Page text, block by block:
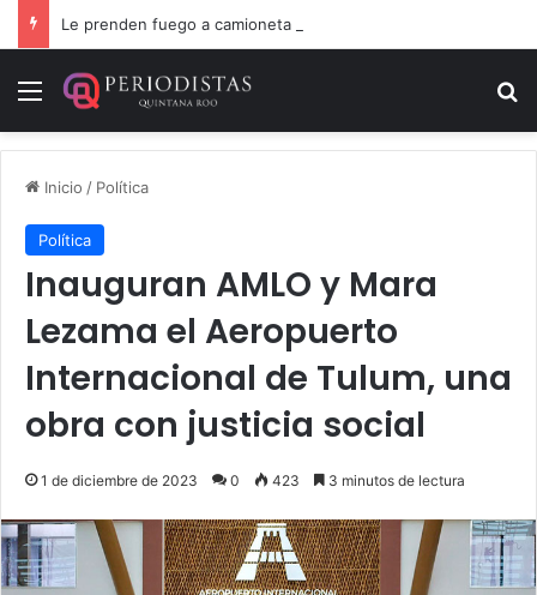
Menú
Inicio / Política
Política
Inauguran AMLO y Mara
Lezama el Aeropuerto
Internacional de Tulum, una
obra con justicia social
1 de diciembre de 2023 0 423 3 minutos de lectura